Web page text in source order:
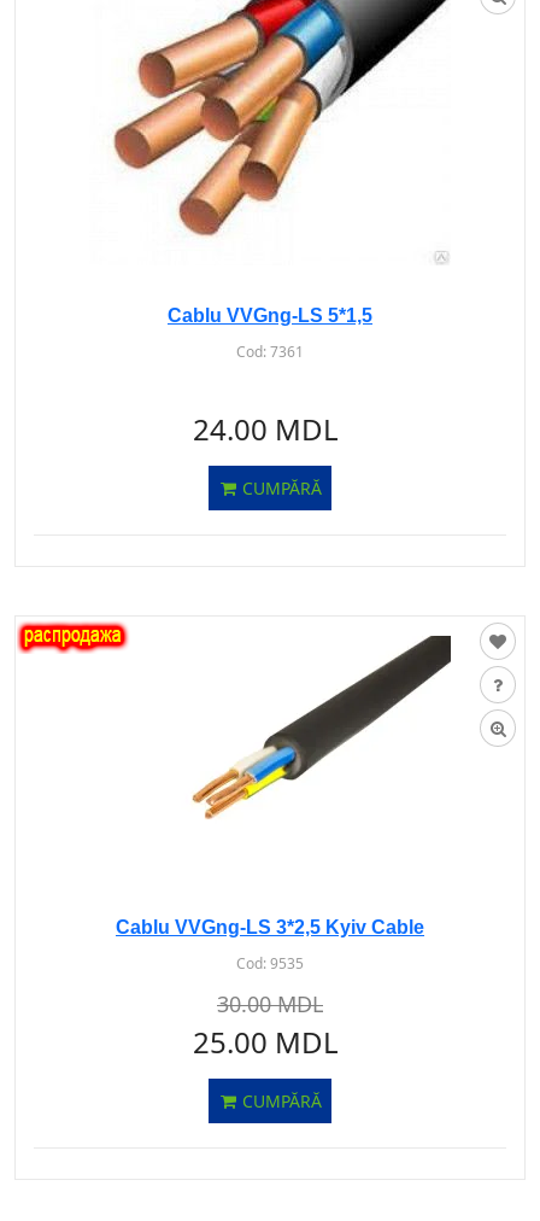
Cablu VVGng-LS 5*1,5
Cod:7361
24.00 MDL
CUMPĂRĂ
Cablu VVGng-LS 3*2,5 Kyiv Cable
Cod:9535
30.00 MDL
25.00 MDL
CUMPĂRĂ